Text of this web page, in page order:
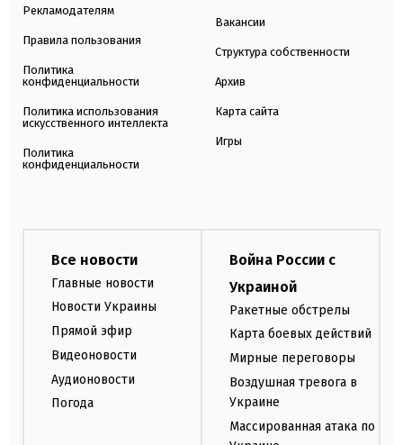
Рекламодателям
Правила пользования
Политика
конфиденциальности
Политика использования
искусственного интеллекта
Политика
конфиденциальности
Вакансии
Структура собственности
Архив
Карта сайта
Игры
Все новости
Главные новости
Новости Украины
Прямой эфир
Видеоновости
Аудионовости
Погода
Война России с
Украиной
Ракетные обстрелы
Карта боевых действий
Мирные переговоры
Воздушная тревога в
Украине
Массированная атака по